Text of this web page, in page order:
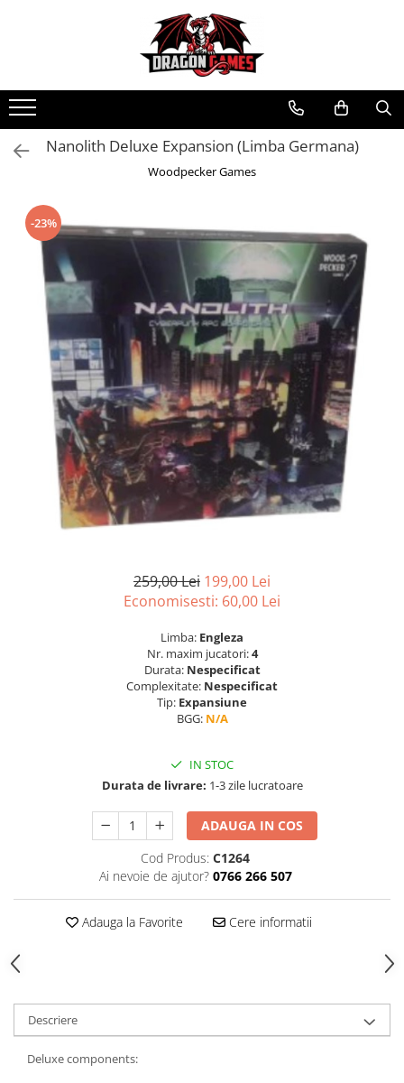
Nanolith Deluxe Expansion (Limba Germana)
Woodpecker Games
-23%
259,00 Lei 199,00 Lei
Economisesti: 60,00 Lei
Limba: Engleza
Nr. maxim jucatori:4
Durata: Nespecificat
Complexitate: Nespecificat
Tip: Expansiune
BGG: N/A
IN STOC
Durata de livrare: 1-3 zile lucratoare
ADAUGA IN COS
Cod Produs: C1264
Ai nevoie de ajutor? 0766 266 507
Adauga la Favorite Cere informatii
Descriere
Deluxe components: